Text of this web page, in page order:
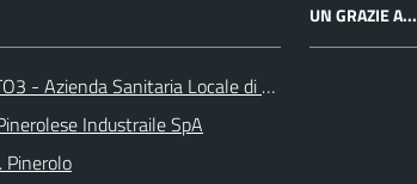
- Azienda Sanitaria Locale di Collegno e Pinerolo
Industraile SpA
Pinerolo
UN GRAZIE A...